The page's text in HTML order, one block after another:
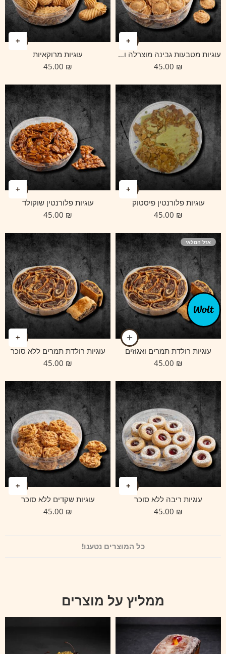
עוגיות מטבעות גבינה מוצרלה וצ'יה
₪
עוגיות מרוקאיות
₪
עוגיות פלורנטין פיסטוק
₪
עוגיות פלורנטין שוקולד
₪
אזל המלאי
עוגיות רולדת תמרים ואגוזים
₪
עוגיות רולדת תמרים ללא סוכר
₪
עוגיות ריבה ללא סוכר
₪
עוגיות שקדים ללא סוכר
₪
כל המוצרים נטענו!
ממליץ על מוצרים